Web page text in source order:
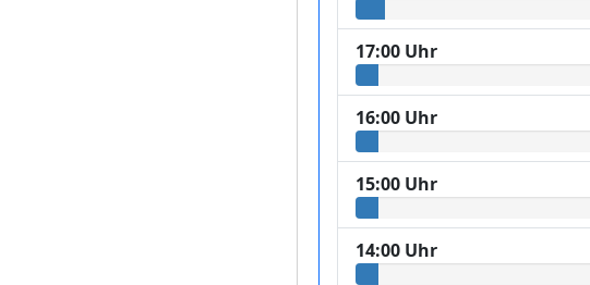
17:00 Uhr
16:00 Uhr
15:00 Uhr
14:00 Uhr